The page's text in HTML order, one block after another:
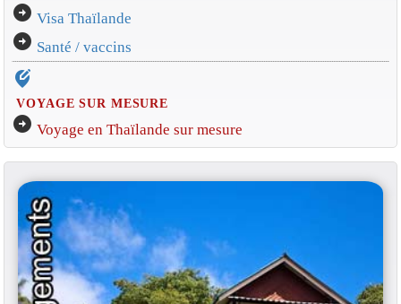
arrow_circle_right Visa Thaïlande
arrow_circle_right Santé / vaccins
edit_location_alt
VOYAGE SUR MESURE
arrow_circle_right Voyage en Thaïlande sur mesure